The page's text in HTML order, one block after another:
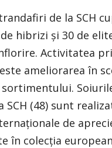
de la SCH
hibrizi şi 30 de
Activitatea
ameliorarea în
SCH (48) sunt
de
în colecţia